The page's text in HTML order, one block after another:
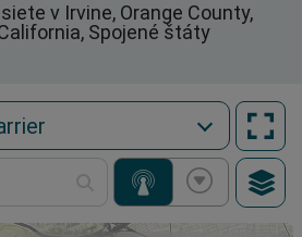
v Irvine, Orange County,
Spojené štáty